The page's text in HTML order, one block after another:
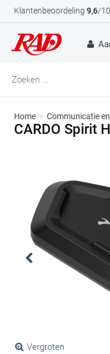
Klantenbeoordeling 9,6/
Home > Communicatie
CARDO Spirit
Vergroten